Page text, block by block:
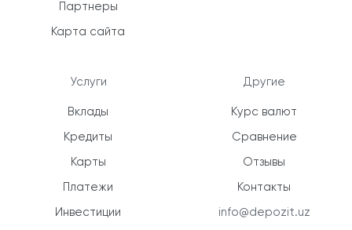
Партнеры
Карта сайта
Услуги
Вклады
Кредиты
Карты
Платежи
Инвестиции
Другие
Курс валют
Сравнение
Отзывы
Контакты
info@depozit.uz